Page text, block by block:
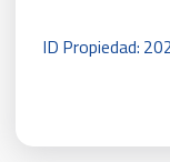
ID Propiedad: